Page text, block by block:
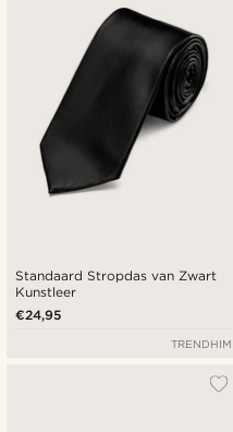
Standaard Stropdas van Zwart
Kunstleer
€24,95
TRENDHIM